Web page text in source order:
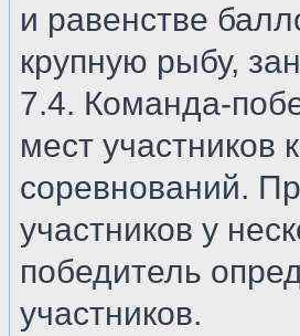
и равенстве
крупную рыбу,
7.4. Команда-
мест участников
соревнований.
участников у
победитель
участников.